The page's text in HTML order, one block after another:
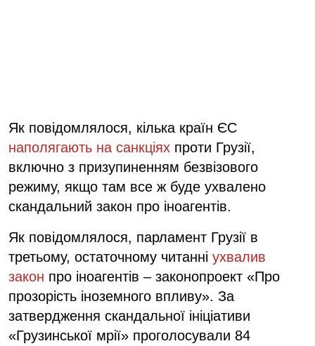
Як повідомлялося, кілька країн ЄС
наполягають на санкціях проти Грузії,
включно з призупиненням безвізового
режиму, якщо там все ж буде ухвалено
скандальний закон про іноагентів.
Як повідомлялося, парламент Грузії в
третьому, остаточному читанні ухвалив
закон про іноагентів – законопроект «Про
прозорість іноземного впливу». За
затвердження скандальної ініціативи
«Грузинської мрії» проголосували 84